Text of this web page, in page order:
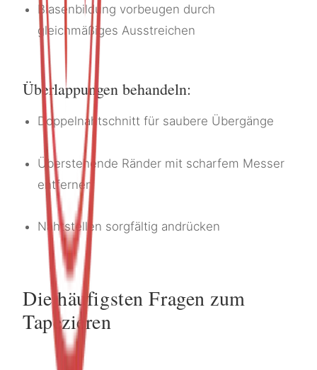
Blasenbildung vorbeugen durch
gleichmäßiges Ausstreichen
Überlappungen behandeln:
Doppelnahtschnitt für saubere Übergänge
Überstehende Ränder mit scharfem Messer
entfernen
Nahtstellen sorgfältig andrücken
Die häufigsten Fragen zum
Tapezieren